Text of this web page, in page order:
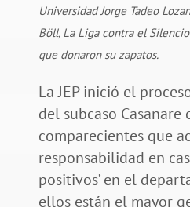
Universidad Jorge Tadeo
Böll, La Liga contra el
que donaron su zapatos.
La JEP inició el
del subcaso Casanare
comparecientes que
responsabilidad en
positivos’ en el
ellos están el mayor